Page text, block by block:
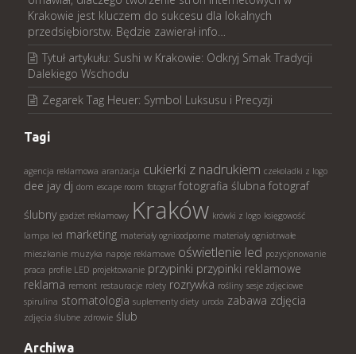
Krakowie jest kluczem do sukcesu dla lokalnych
przedsiębiorstw. Będzie zawierał info…
Tytuł artykułu: Sushi w Krakowie: Odkryj Smak Tradycji
Dalekiego Wschodu
Zegarek Tag Heuer: Symbol Luksusu i Precyzji
Tagi
agencja reklamowa aranżacja cukierki z nadrukiem czekoladki z logo
dee jay dj dom escape room fotograf fotografia ślubna fotograf
ślubny gadżet reklamowy Kraków krówki z logo księgowość
lampa led marketing materiały ognioodporne materiały ogniotrwałe
mieszkanie muzyka napoje reklamowe oświetlenie led pozycjonowanie
praca profile LED projektowanie przypinki przypinki reklamowe
reklama remont restauracje rolety rozrywka rośliny sesje zdjęciowe
spirulina stomatologia suplementy diety uroda zabawa zdjęcia
zdjęcia ślubne zdrowie ślub
Archiwa